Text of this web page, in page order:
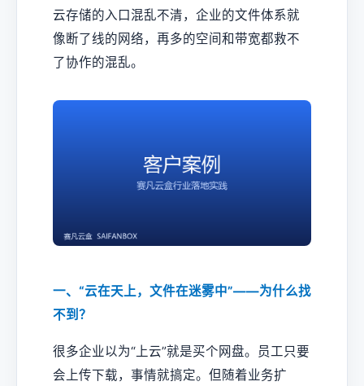
云存储的入口混乱不清，企业的文件体系就
像断了线的网络，再多的空间和带宽都救不
了协作的混乱。
一、“云在天上，文件在迷雾中”——为什么找
不到？
很多企业以为“上云”就是买个网盘。员工只要
会上传下载，事情就搞定。但随着业务扩